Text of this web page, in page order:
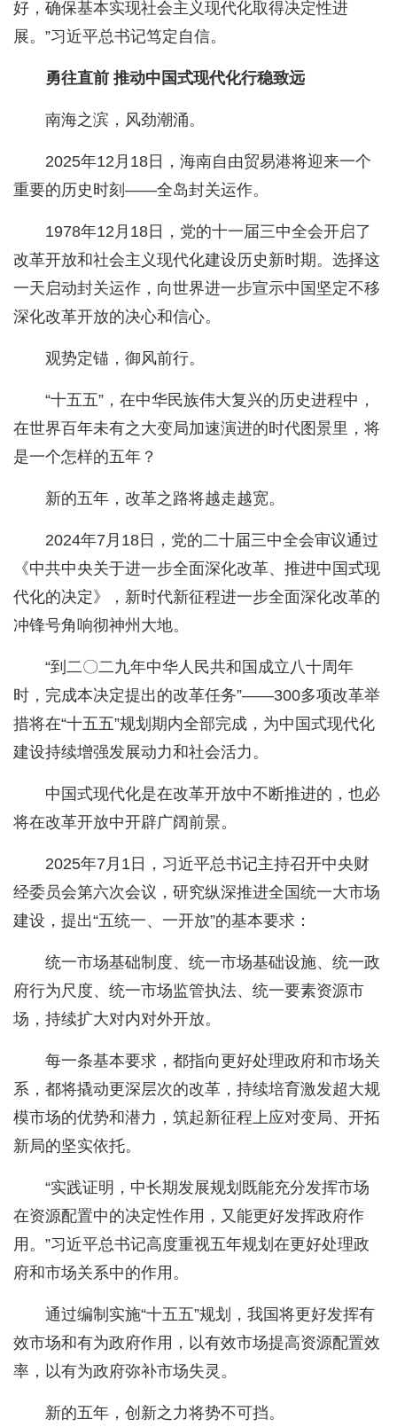
好，确保基本实现社会主义现代化取得决定性进
展。”习近平总书记笃定自信。
勇往直前 推动中国式现代化行稳致远
南海之滨，风劲潮涌。
2025年12月18日，海南自由贸易港将迎来一个
重要的历史时刻——全岛封关运作。
1978年12月18日，党的十一届三中全会开启了
改革开放和社会主义现代化建设历史新时期。选择这
一天启动封关运作，向世界进一步宣示中国坚定不移
深化改革开放的决心和信心。
观势定锚，御风前行。
“十五五”，在中华民族伟大复兴的历史进程中，
在世界百年未有之大变局加速演进的时代图景里，将
是一个怎样的五年？
新的五年，改革之路将越走越宽。
2024年7月18日，党的二十届三中全会审议通过
《中共中央关于进一步全面深化改革、推进中国式现
代化的决定》，新时代新征程进一步全面深化改革的
冲锋号角响彻神州大地。
“到二〇二九年中华人民共和国成立八十周年
时，完成本决定提出的改革任务”——300多项改革举
措将在“十五五”规划期内全部完成，为中国式现代化
建设持续增强发展动力和社会活力。
中国式现代化是在改革开放中不断推进的，也必
将在改革开放中开辟广阔前景。
2025年7月1日，习近平总书记主持召开中央财
经委员会第六次会议，研究纵深推进全国统一大市场
建设，提出“五统一、一开放”的基本要求：
统一市场基础制度、统一市场基础设施、统一政
府行为尺度、统一市场监管执法、统一要素资源市
场，持续扩大对内对外开放。
每一条基本要求，都指向更好处理政府和市场关
系，都将撬动更深层次的改革，持续培育激发超大规
模市场的优势和潜力，筑起新征程上应对变局、开拓
新局的坚实依托。
“实践证明，中长期发展规划既能充分发挥市场
在资源配置中的决定性作用，又能更好发挥政府作
用。”习近平总书记高度重视五年规划在更好处理政
府和市场关系中的作用。
通过编制实施“十五五”规划，我国将更好发挥有
效市场和有为政府作用，以有效市场提高资源配置效
率，以有为政府弥补市场失灵。
新的五年，创新之力将势不可挡。